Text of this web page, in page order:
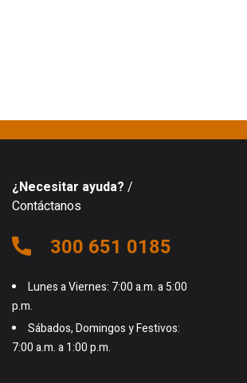
¿Necesitar ayuda? /
Contáctanos
300 651 0185
Lunes a Viernes: 7:00 a.m. a 5:00
p.m.
Sábados, Domingos y Festivos:
7:00 a.m. a 1:00 p.m.